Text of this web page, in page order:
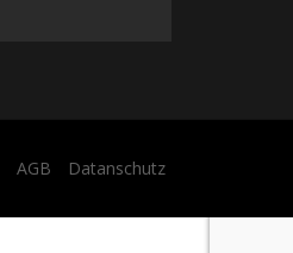
AGB Datanschutz